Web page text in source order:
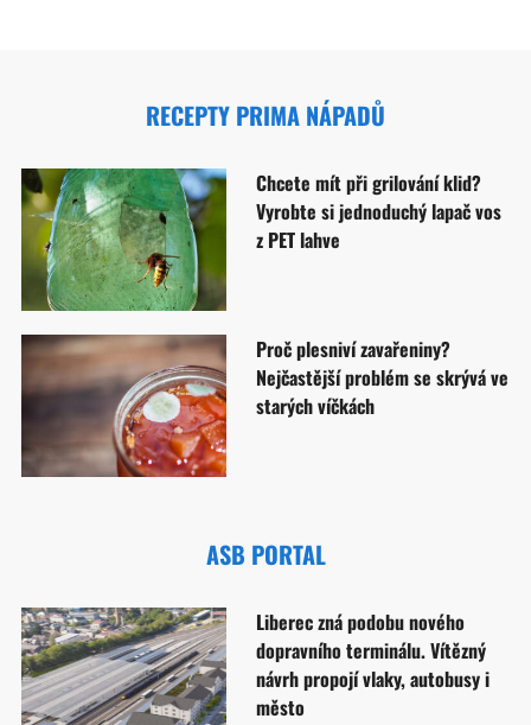
RECEPTY PRIMA NÁPADŮ
Chcete mít při grilování klid?
Vyrobte si jednoduchý lapač vos
z PET lahve
Proč plesniví zavařeniny?
Nejčastější problém se skrývá ve
starých víčkách
ASB PORTAL
Liberec zná podobu nového
dopravního terminálu. Vítězný
návrh propojí vlaky, autobusy i
město